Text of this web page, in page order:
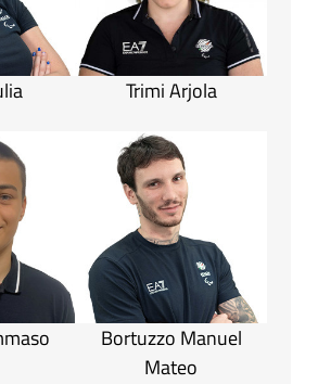
Trimi Arjola
Bortuzzo Manuel
Mateo